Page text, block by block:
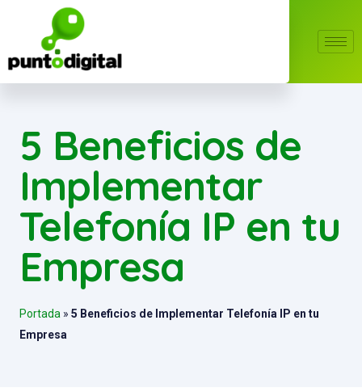
5 Beneficios de
Implementar
Telefonía IP en tu
Empresa
Portada » 5 Beneficios de Implementar Telefonía IP en tu
Empresa